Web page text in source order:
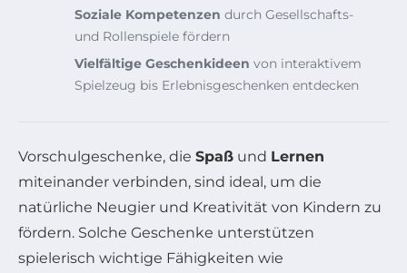
Soziale Kompetenzen durch Gesellschafts-
und Rollenspiele fördern
Vielfältige Geschenkideen von interaktivem
Spielzeug bis Erlebnisgeschenken entdecken
Vorschulgeschenke, die Spaß und Lernen
miteinander verbinden, sind ideal, um die
natürliche Neugier und Kreativität von Kindern zu
fördern. Solche Geschenke unterstützen
spielerisch wichtige Fähigkeiten wie